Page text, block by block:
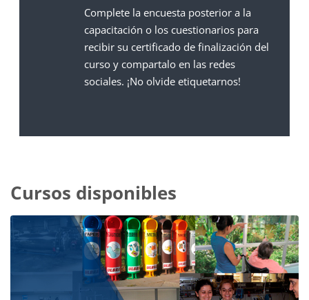
Complete la encuesta posterior a la
capacitación o los cuestionarios para
recibir su certificado de finalización del
curso y compartalo en las redes
sociales. ¡No olvide etiquetarnos!
Cursos disponibles